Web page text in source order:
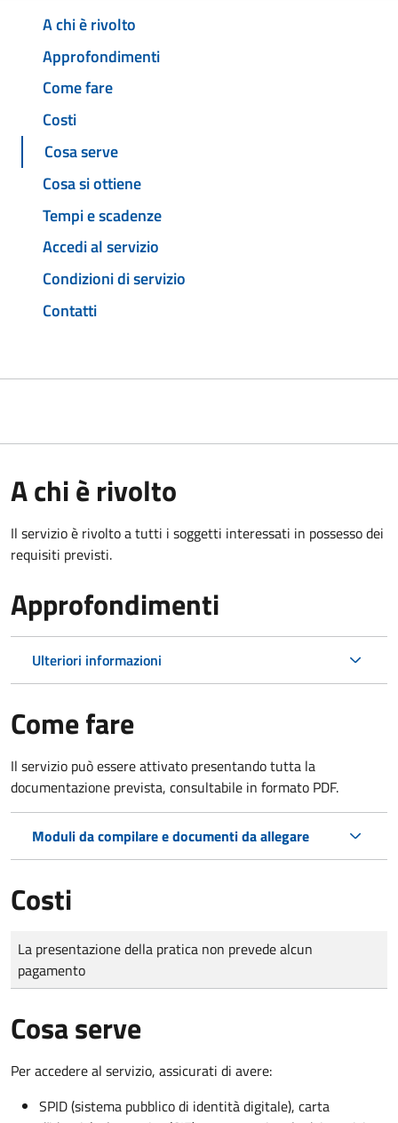
A chi è rivolto
Approfondimenti
Come fare
Costi
Cosa serve
Cosa si ottiene
Tempi e scadenze
Accedi al servizio
Condizioni di servizio
Contatti
A chi è rivolto
Il servizio è rivolto a tutti i soggetti interessati in possesso dei
requisiti previsti.
Approfondimenti
Ulteriori informazioni
Come fare
Il servizio può essere attivato presentando tutta la
documentazione prevista, consultabile in formato PDF.
Moduli da compilare e documenti da allegare
Costi
Tipo di pagamento
Importo
La presentazione della pratica non prevede alcun
pagamento
Cosa serve
Per accedere al servizio, assicurati di avere:
SPID (sistema pubblico di identità digitale), carta